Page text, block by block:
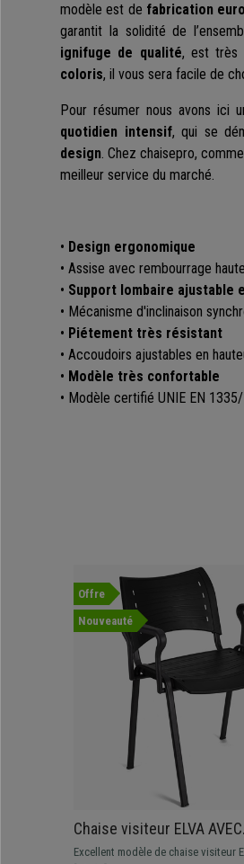
modèle est de fabrication
garantit la solidité de
ignifuge de qualité, est très
coloris, il vous sera facile de
Pour résumer nous avons ici
quotidien intensif, qui se
design. Chez chaisepro,
meilleur service du marché.
• Design ergonomique
• Assise avec rembourrage
• Support lombaire ajustable
• Mécanisme d'inclinaison
• Piétement très résistant
• Accoudoirs ajustables en
• Modèle très confortable
• Modèle certifié UNIE EN
Offre
Nouveauté
Chaise visiteur ELVA AVEC
ACCOUDOIRS, Empilable
Excellent modèle de chaise visiteur